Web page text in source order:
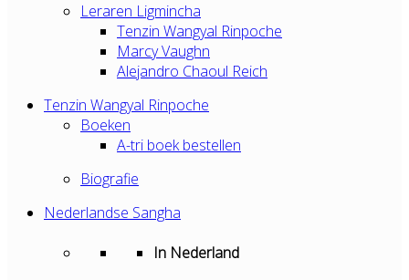
Leraren Ligmincha
Tenzin Wangyal Rinpoche
Marcy Vaughn
Alejandro Chaoul Reich
Tenzin Wangyal Rinpoche
Boeken
A-tri boek bestellen
Biografie
Nederlandse Sangha
In Nederland